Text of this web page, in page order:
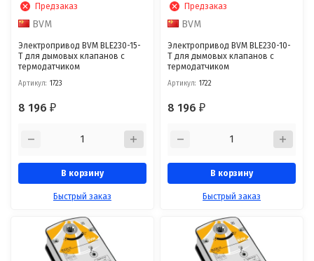
Предзаказ
BVM
Электропривод BVM BLE230-15-
T для дымовых клапанов с
термодатчиком
Артикул: 1723
8 196₽
В корзину
Быстрый заказ
Предзаказ
BVM
Электропривод BVM BLE230-10-
T для дымовых клапанов с
термодатчиком
Артикул: 1722
8 196₽
В корзину
Быстрый заказ